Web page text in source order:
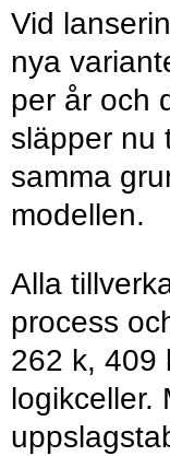
Vid
nya
per år och
släpper nu
samma
modellen.
Alla
process
262 k, 409
logikceller.